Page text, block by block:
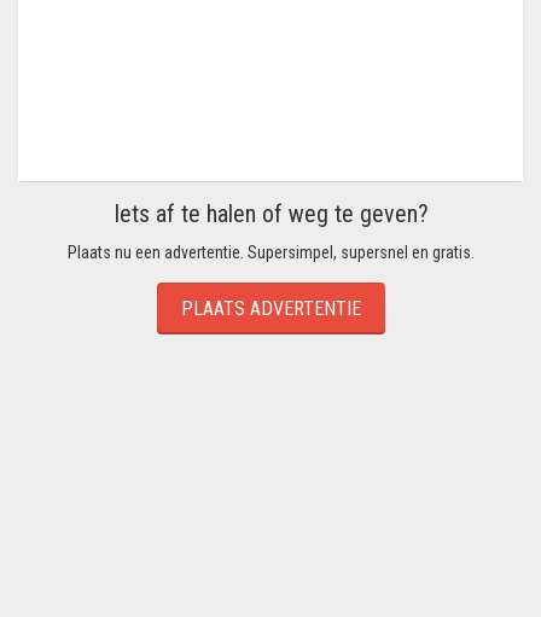
Iets af te halen of weg te geven?
Plaats nu een advertentie. Supersimpel, supersnel en gratis.
PLAATS ADVERTENTIE